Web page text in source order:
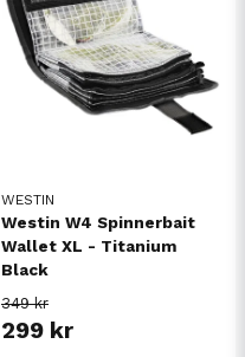
WESTIN
Westin W4 Spinnerbait
Wallet XL - Titanium
Black
349 kr
299 kr